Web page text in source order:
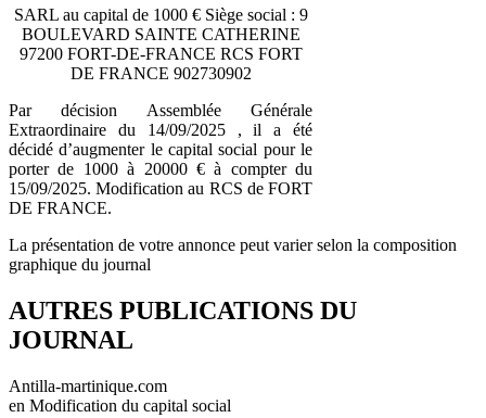
SARL au capital de 1000 € Siège social : 9
BOULEVARD SAINTE CATHERINE
97200 FORT-DE-FRANCE RCS FORT
DE FRANCE 902730902
Par décision Assemblée Générale
Extraordinaire du 14/09/2025 , il a été
décidé d’augmenter le capital social pour le
porter de 1000 à 20000 € à compter du
15/09/2025. Modification au RCS de FORT
DE FRANCE.
La présentation de votre annonce peut varier selon la composition
graphique du journal
AUTRES PUBLICATIONS DU
JOURNAL
Antilla-martinique.com
en Modification du capital social